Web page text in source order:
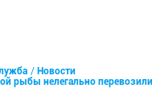
Новости
рыбы нелегально